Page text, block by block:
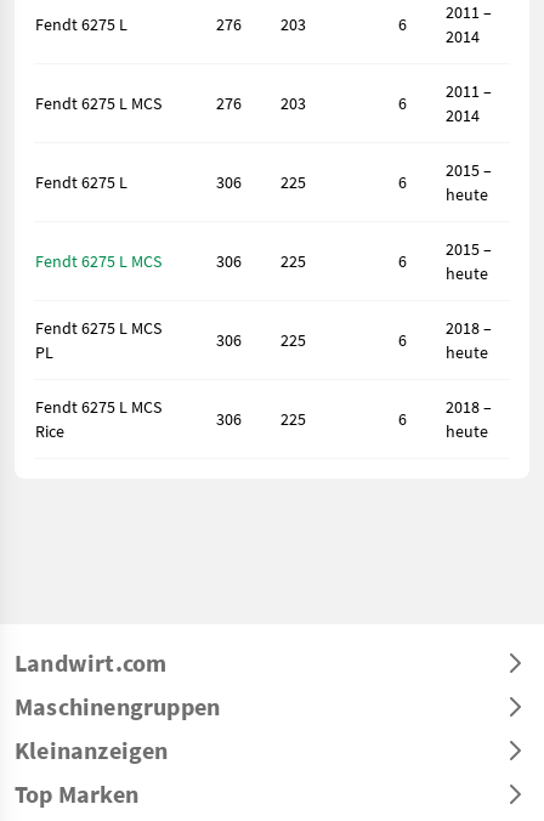
Fendt 6275 L 276 203 6
2011 –
2014
Fendt 6275 L MCS 276 203 6
2011 –
2014
Fendt 6275 L 306 225 6
2015 –
heute
Fendt 6275 L MCS 306 225 6
2015 –
heute
Fendt 6275 L MCS
PL
306 225 6
2018 –
heute
Fendt 6275 L MCS
Rice
306 225 6
2018 –
heute
Landwirt.com
Maschinengruppen
Kleinanzeigen
Top Marken